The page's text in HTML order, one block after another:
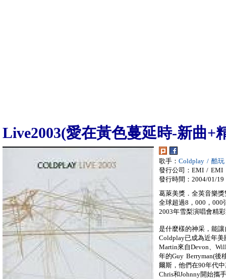
Live2003(愛在黃色蔓延時-新曲+
歌手： Coldplay / 酷玩
發行公司：EMI / EMI
發行時間：2004/01/19
葛萊美獎．全英音樂
全球超過8，000，
2003年雪梨演唱會精
是什麼樣的神采，能
Coldplay已成為近年
Martin來自Devon、
年的Guy Berryman(後
爾斯，他們在90年代
Chris和Johnny開始攜